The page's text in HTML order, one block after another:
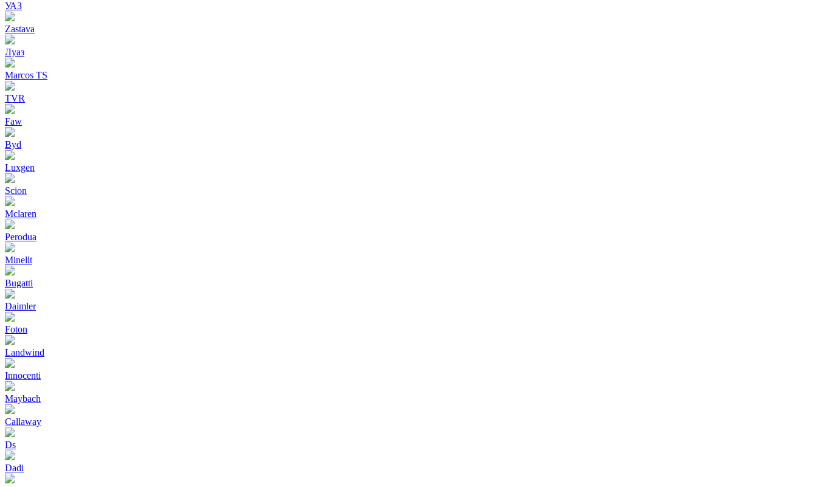
УАЗ
Zastava
Луаз
Marcos TS
TVR
Faw
Byd
Luxgen
Scion
Mclaren
Perodua
Minellt
Bugatti
Daimler
Foton
Landwind
Innocenti
Maybach
Callaway
Ds
Dadi